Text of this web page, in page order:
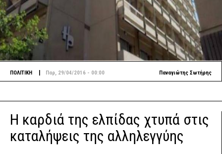
ΠΟΛΙΤΙΚΗ Παρ, 29/04/2016 - 00:00 Παναγιώτης Σωτήρης
Η καρδιά της ελπίδας χτυπά στις
καταλήψεις της αλληλεγγύης